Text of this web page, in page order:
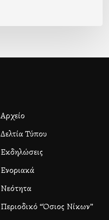
Αρχείο
Δελτία Τύπου
Εκδηλώσεις
Ενοριακά
Νεότητα
Περιοδικό “Όσιος Νίκων”